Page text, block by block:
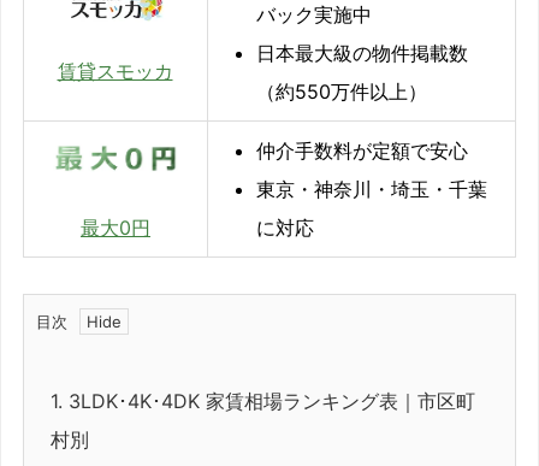
賃貸スモッカ
バック実施中
日本最大級の物件掲載数
（約550万件以上）
最大0円
仲介手数料が定額で安心
東京・神奈川・埼玉・千葉
に対応
目次
1. 3LDK･4K･4DK 家賃相場ランキング表｜市区町
村別